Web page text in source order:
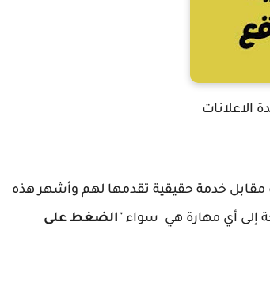
مقابل خدمة حقيقية تقدمها لهم وأشهر هذه
إلى أي مهارة هي سواء "الضغط على